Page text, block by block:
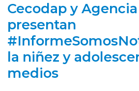
Cecodap y
presentan
la niñez y
medios